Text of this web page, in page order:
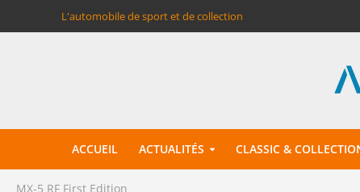
L'automobile de sport et de collection
ACCUEIL ACTUALITÉS CLASSIC &
MX-5 RF First Edition